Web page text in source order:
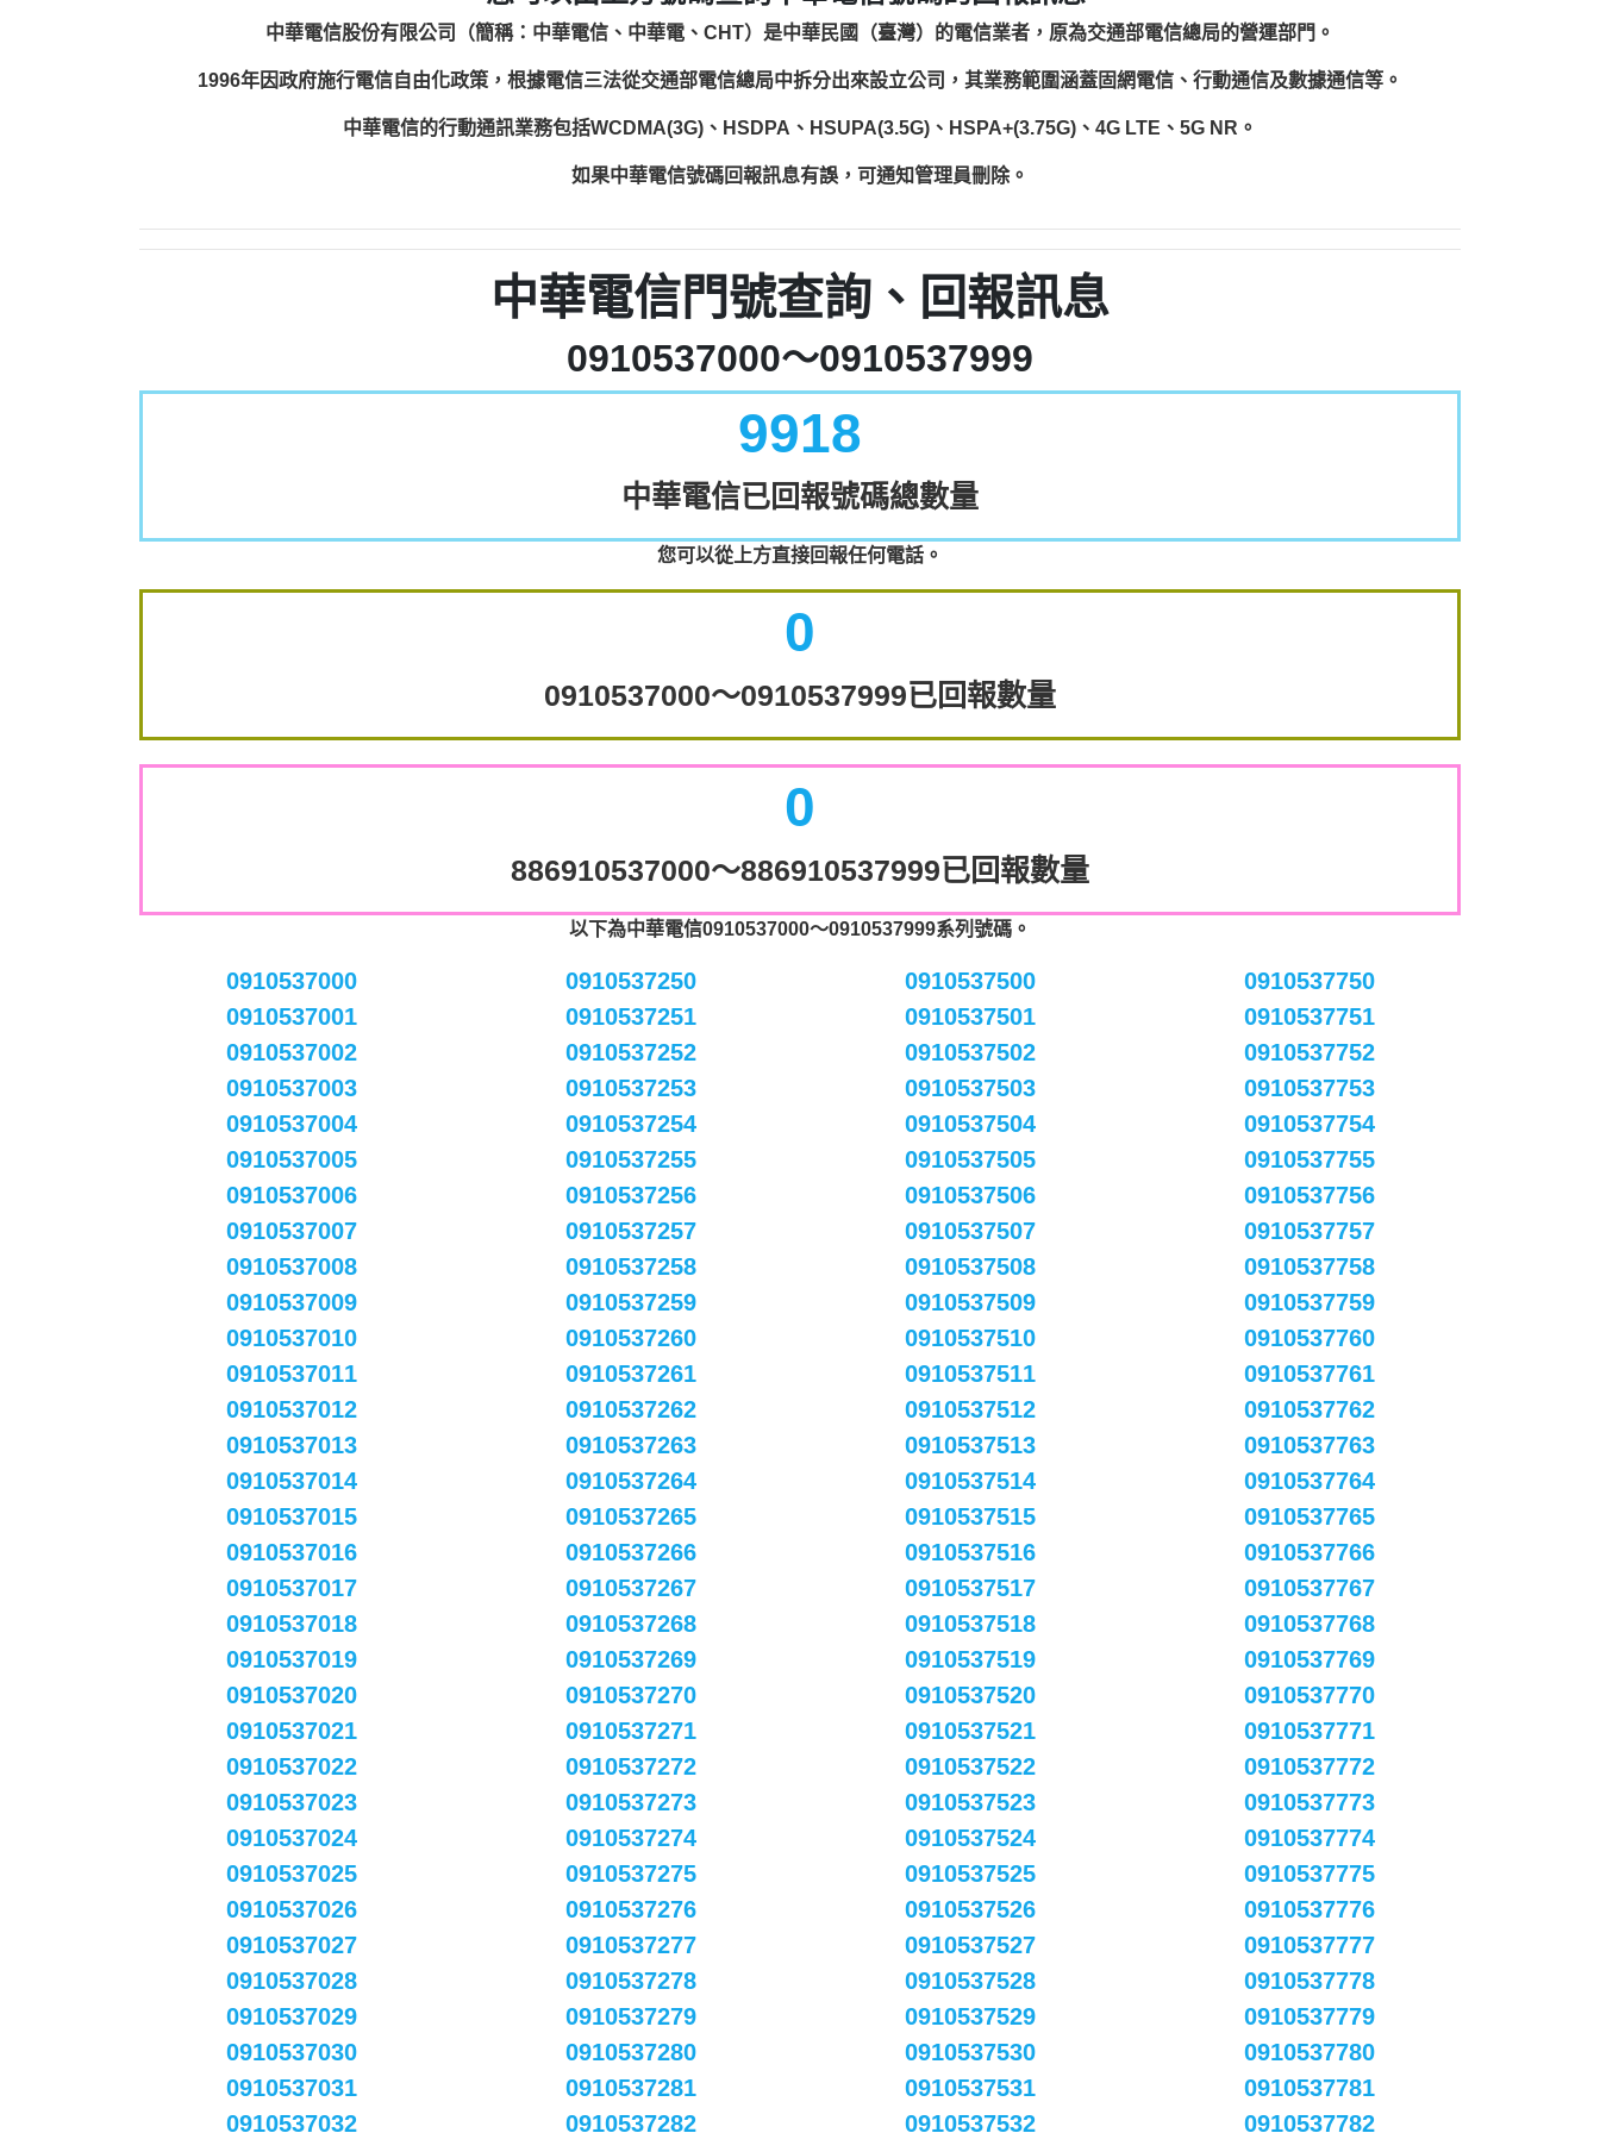
中華電信股份有限公司（簡稱：中華電信、中華電、CHT）是中華民國（臺灣）的電信業者，原為交通部電信總局的營運部門。
1996年因政府施行電信自由化政策，根據電信三法從交通部電信總局中拆分出來設立公司，其業務範圍涵蓋固網電信、行動通信及數據通信等。
中華電信的行動通訊業務包括WCDMA(3G)、HSDPA、HSUPA(3.5G)、HSPA+(3.75G)、4G LTE、5G NR。
如果中華電信號碼回報訊息有誤，可通知管理員刪除。
中華電信門號查詢、回報訊息
0910537000～0910537999
9918
中華電信已回報號碼總數量
您可以從上方直接回報任何電話。
0
0910537000～0910537999已回報數量
0
886910537000～886910537999已回報數量
以下為中華電信0910537000～0910537999系列號碼。
0910537000
0910537001
0910537002
0910537003
0910537004
0910537005
0910537006
0910537007
0910537008
0910537009
0910537010
0910537011
0910537012
0910537013
0910537014
0910537015
0910537016
0910537017
0910537018
0910537019
0910537020
0910537021
0910537022
0910537023
0910537024
0910537025
0910537026
0910537027
0910537028
0910537029
0910537030
0910537031
0910537032
0910537250
0910537251
0910537252
0910537253
0910537254
0910537255
0910537256
0910537257
0910537258
0910537259
0910537260
0910537261
0910537262
0910537263
0910537264
0910537265
0910537266
0910537267
0910537268
0910537269
0910537270
0910537271
0910537272
0910537273
0910537274
0910537275
0910537276
0910537277
0910537278
0910537279
0910537280
0910537281
0910537282
0910537500
0910537501
0910537502
0910537503
0910537504
0910537505
0910537506
0910537507
0910537508
0910537509
0910537510
0910537511
0910537512
0910537513
0910537514
0910537515
0910537516
0910537517
0910537518
0910537519
0910537520
0910537521
0910537522
0910537523
0910537524
0910537525
0910537526
0910537527
0910537528
0910537529
0910537530
0910537531
0910537532
0910537750
0910537751
0910537752
0910537753
0910537754
0910537755
0910537756
0910537757
0910537758
0910537759
0910537760
0910537761
0910537762
0910537763
0910537764
0910537765
0910537766
0910537767
0910537768
0910537769
0910537770
0910537771
0910537772
0910537773
0910537774
0910537775
0910537776
0910537777
0910537778
0910537779
0910537780
0910537781
0910537782